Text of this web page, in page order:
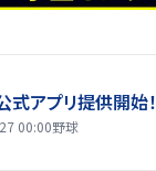
式アプリ提供開始！
00:00野球